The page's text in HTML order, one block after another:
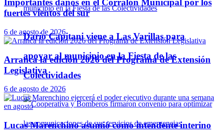
Darío Capitani viene a Las Varillas para
apoyar al municipio en la Fiesta de las
Colectividades
Importantes daños en el Corralón Municipal por los
fuertes vientos del sur
6 de agosto de 2026
Arranca la edición 2026 del Programa de Extensión
Legislativa
6 de agosto de 2026
Lucas Marenchino asumió como intendente interino